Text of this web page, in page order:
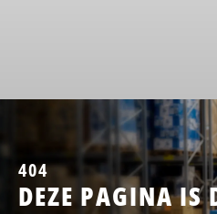
404
DEZE PAGINA IS